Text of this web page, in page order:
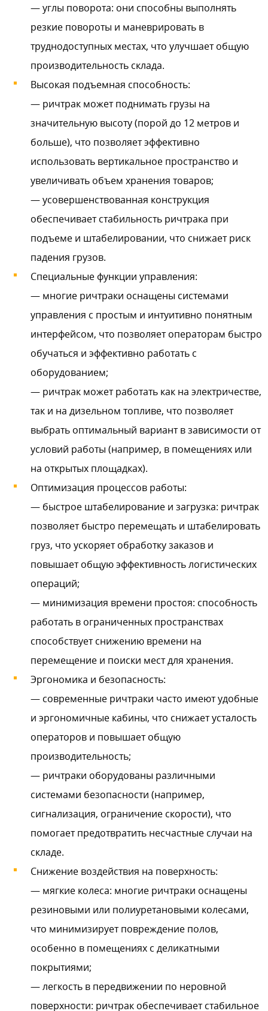
— углы поворота: они способны выполнять
резкие повороты и маневрировать в
труднодоступных местах, что улучшает общую
производительность склада.
Высокая подъемная способность:
— ричтрак может поднимать грузы на
значительную высоту (порой до 12 метров и
больше), что позволяет эффективно
использовать вертикальное пространство и
увеличивать объем хранения товаров;
— усовершенствованная конструкция
обеспечивает стабильность ричтрака при
подъеме и штабелировании, что снижает риск
падения грузов.
Специальные функции управления:
— многие ричтраки оснащены системами
управления с простым и интуитивно понятным
интерфейсом, что позволяет операторам быстро
обучаться и эффективно работать с
оборудованием;
— ричтрак может работать как на электричестве,
так и на дизельном топливе, что позволяет
выбрать оптимальный вариант в зависимости от
условий работы (например, в помещениях или
на открытых площадках).
Оптимизация процессов работы:
— быстрое штабелирование и загрузка: ричтрак
позволяет быстро перемещать и штабелировать
груз, что ускоряет обработку заказов и
повышает общую эффективность логистических
операций;
— минимизация времени простоя: способность
работать в ограниченных пространствах
способствует снижению времени на
перемещение и поиски мест для хранения.
Эргономика и безопасность:
— современные ричтраки часто имеют удобные
и эргономичные кабины, что снижает усталость
операторов и повышает общую
производительность;
— ричтраки оборудованы различными
системами безопасности (например,
сигнализация, ограничение скорости), что
помогает предотвратить несчастные случаи на
складе.
Снижение воздействия на поверхность:
— мягкие колеса: многие ричтраки оснащены
резиновыми или полиуретановыми колесами,
что минимизирует повреждение полов,
особенно в помещениях с деликатными
покрытиями;
— легкость в передвижении по неровной
поверхности: ричтрак обеспечивает стабильное